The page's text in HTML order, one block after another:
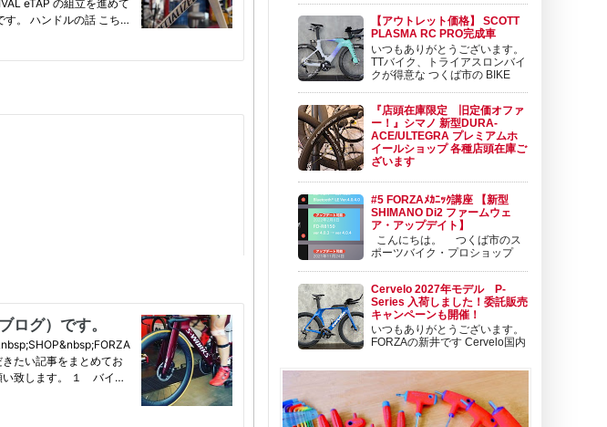
おります。 練習日記も更新しておりますので
ぜひチェック頂けますと幸いです😊 新井の練
習日記『 9/10 ローラー1時間 TSS 50
ORBEA ...
【アウトレット価格】 SCOTT
PLASMA RC PRO完成車
いつもありがとうございます。
TTバイク、トライアスロンバイ
クが得意な つくば市の BIKE
ンドSCOTT（スコット） ロードバイク、マウ
ンテンバイクで先鋭的な。 尖ったバイクを世
に送り続けるブランド...
『店頭在庫限定 旧定価オファ
ー！』シマノ 新型DURA-
ACE/ULTEGRA プレミアムホ
イールショップ 各種店頭在庫ご
ざいます
りました。 そして、同じタイミングで発表さ
れた新型カーボンホイールも順次入荷開始とな
っております。 新型ホイールについては こち
らから！ この新型ホイールのタイミング
で、プレミアムホイール...
#5 FORZAﾒｶﾆｯｸ講座 【新型
SHIMANO Di2 ファームウェ
ア・アップデイト】
こんにちは。 つくば市のス
ポーツバイク・プロショップ
ク＆バイクフィッターです。 今日は、新型
SHIMANO Di2 DuraAce Di2 ＆ Ultegra Di2 の
ファームウェア...
Cervelo 2027年モデル P-
Series 入荷しました！委託販売
キャンペーンも開催！
いつもありがとうございます。
FORZAの新井です Cervelo国内
新型のS5やR5などロードモデルのみのライン
ナップとなっておりましたが、今期からTTモ
デルのお取り扱いも再開となります。 Cervelo
のTTモデルといえば、直近でフルモデルチェ
ンジ...